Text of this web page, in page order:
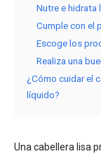
Nutre e hidrata
Cumple con el
Escoge los
Realiza una
¿Cómo cuidar el
líquido?
Una cabellera lisa